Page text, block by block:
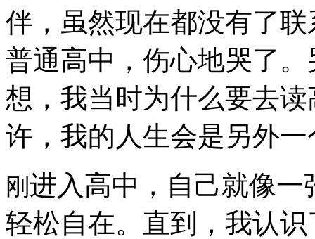
伴，虽然现在都没有了
普通高中，伤心地哭了
想，我当时为什么要去
许，我的人生会是另外
刚 进入高中，自己就像
轻松自在。直到，我认